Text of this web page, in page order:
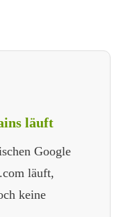
läuft
Google
läuft,
keine